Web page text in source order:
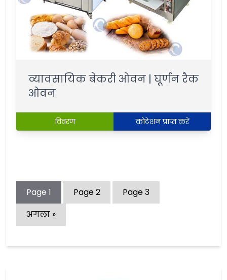
व्यावसायिक बेकरी ओवन | घूर्णन रैक
ओवन
विवरण कोटेशन प्राप्त करें
Page 1 Page2 Page3
अगला »